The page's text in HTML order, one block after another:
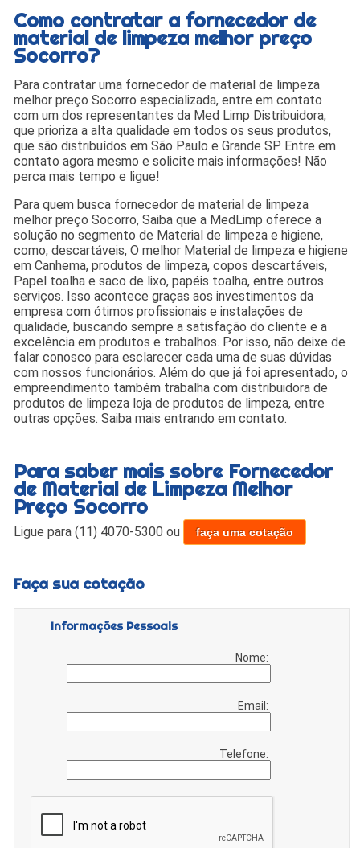
Como contratar a fornecedor de
material de limpeza melhor preço
Socorro?
Para contratar uma fornecedor de material de limpeza
melhor preço Socorro especializada, entre em contato
com um dos representantes da Med Limp Distribuidora,
que prioriza a alta qualidade em todos os seus produtos,
que são distribuídos em São Paulo e Grande SP. Entre em
contato agora mesmo e solicite mais informações! Não
perca mais tempo e ligue!
Para quem busca fornecedor de material de limpeza
melhor preço Socorro, Saiba que a MedLimp oferece a
solução no segmento de Material de limpeza e higiene,
como, descartáveis, O melhor Material de limpeza e higiene
em Canhema, produtos de limpeza, copos descartáveis,
Papel toalha e saco de lixo, papéis toalha, entre outros
serviços. Isso acontece graças aos investimentos da
empresa com ótimos profissionais e instalações de
qualidade, buscando sempre a satisfação do cliente e a
excelência em produtos e trabalhos. Por isso, não deixe de
falar conosco para esclarecer cada uma de suas dúvidas
com nossos funcionários. Além do que já foi apresentado, o
empreendimento também trabalha com distribuidora de
produtos de limpeza loja de produtos de limpeza, entre
outras opções. Saiba mais entrando em contato.
Para saber mais sobre Fornecedor
de Material de Limpeza Melhor
Preço Socorro
Ligue para(11) 4070-5300 ou faça uma cotação
Faça sua cotação
Informações Pessoais
Nome:
Email:
Telefone: